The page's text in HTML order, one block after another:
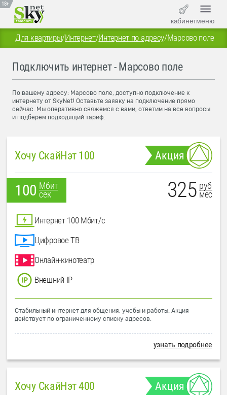
18+
кабинетменю
Для квартиры/Интернет/Интернет по адресу/Марсово поле
Подключить интернет - Марсово поле
По вашему адресу: Марсово поле, доступно подключение к
интернету от SkyNet! Оставьте заявку на подключение прямо
сейчас. Мы оперативно свяжемся с вами, ответим на все вопросы
и подберем подходящий тариф.
Хочу СкайНэт 100 Акция
100 Мбит
сек
325 руб
мес
Интернет 100 Мбит/с
Цифровое ТВ
Онлайн-кинотеатр
Внешний IP
Стабильный интернет для общения, учебы и работы. Акция
действует по ограниченному списку адресов.
узнать подробнее
Хочу СкайНэт 400 Акция